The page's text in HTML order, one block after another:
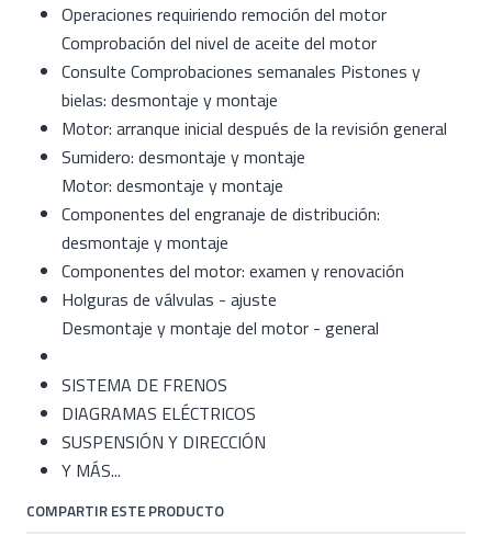
Operaciones requiriendo remoción del motor
Comprobación del nivel de aceite del motor
Consulte Comprobaciones semanales Pistones y
bielas: desmontaje y montaje
Motor: arranque inicial después de la revisión general
Sumidero: desmontaje y montaje
Motor: desmontaje y montaje
Componentes del engranaje de distribución:
desmontaje y montaje
Componentes del motor: examen y renovación
Holguras de válvulas - ajuste
Desmontaje y montaje del motor - general
SISTEMA DE FRENOS
DIAGRAMAS ELÉCTRICOS
SUSPENSIÓN Y DIRECCIÓN
Y MÁS...
COMPARTIR ESTE PRODUCTO